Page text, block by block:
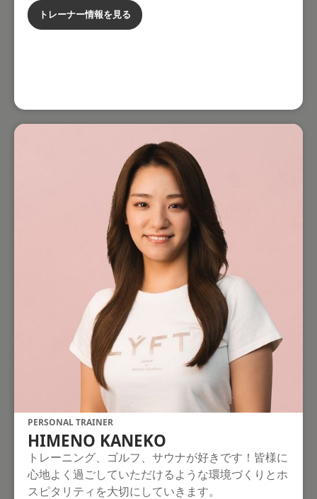
トレーナー情報を見る
PERSONAL TRAINER
HIMENO KANEKO
トレーニング、ゴルフ、サウナが好きです！皆様に
心地よく過ごしていただけるような環境づくりとホ
スピタリティを大切にしていきます。